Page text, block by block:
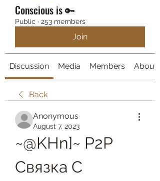
Conscious is 🔑
Public · 253 members
Join
Discussion Media Members About
Back
Anonymous
August 7, 2023
~@KHn]~ P2P
Связка С